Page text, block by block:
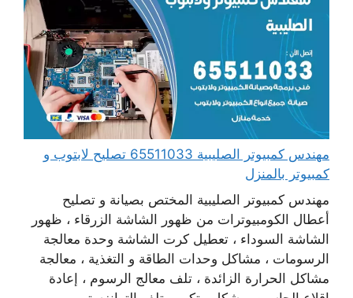
مهندس كمبيوتر الصليبية 65511033 تصليح لابتوب و
كمبيوتر بالمنزل
مهندس كمبيوتر الصليبية المختص بصيانة و تصليح
أعطال الكومبيوترات من ظهور الشاشة الزرقاء ، ظهور
الشاشة السوداء ، تعطيل كرت الشاشة وحدة معالجة
الرسومات ، مشاكل وحدات الطاقة و التغذية ، معالجة
مشاكل الحرارة الزائدة ، تلف معالج الرسوم ، إعادة